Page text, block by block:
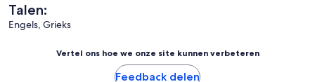
Talen:
Engels, Grieks
Vertel ons hoe we onze site kunnen verbeteren
Feedback delen